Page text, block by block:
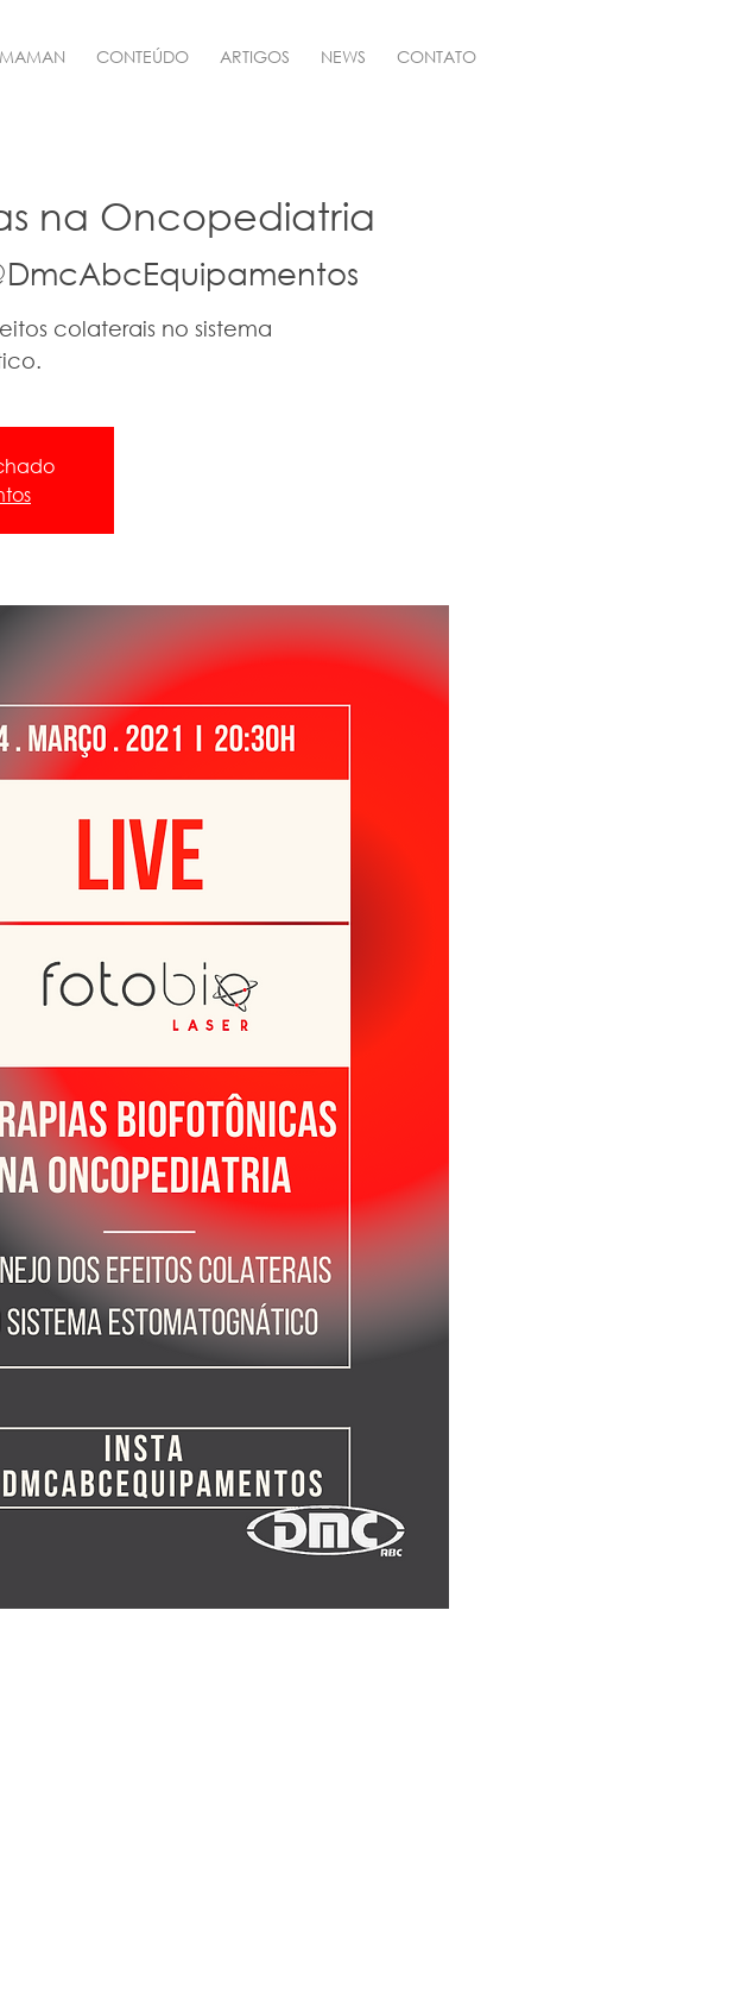
CONTEÚDO ARTIGOS NEWS CONTATO
na Oncopediatria
colaterais no sistema